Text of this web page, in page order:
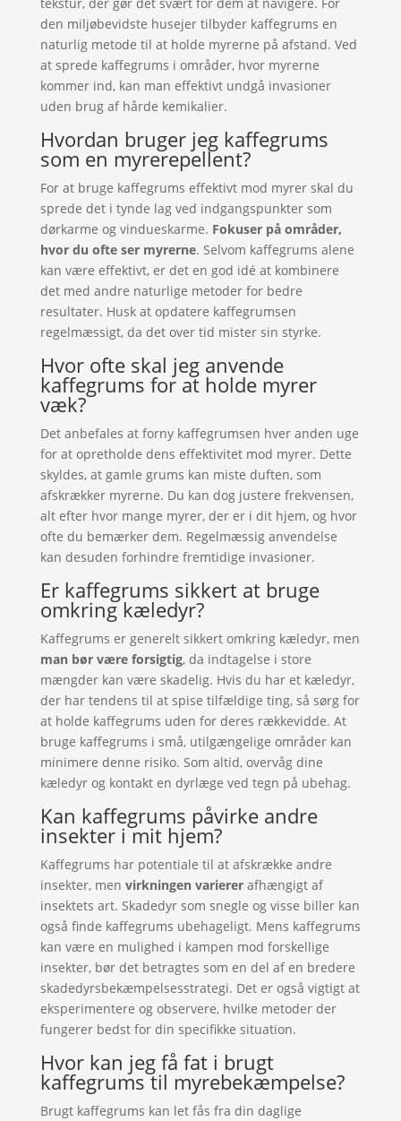
den miljøbevidste husejer tilbyder kaffegrums en
naturlig metode til at holde myrerne på afstand. Ved
at sprede kaffegrums i områder, hvor myrerne
kommer ind, kan man effektivt undgå invasioner
uden brug af hårde kemikalier.
Hvordan bruger jeg kaffegrums
som en myrerepellent?
For at bruge kaffegrums effektivt mod myrer skal du
sprede det i tynde lag ved indgangspunkter som
dørkarme og vindueskarme. Fokuser på områder,
hvor du ofte ser myrerne. Selvom kaffegrums alene
kan være effektivt, er det en god idé at kombinere
det med andre naturlige metoder for bedre
resultater. Husk at opdatere kaffegrumsen
regelmæssigt, da det over tid mister sin styrke.
Hvor ofte skal jeg anvende
kaffegrums for at holde myrer
væk?
Det anbefales at forny kaffegrumsen hver anden uge
for at opretholde dens effektivitet mod myrer. Dette
skyldes, at gamle grums kan miste duften, som
afskrækker myrerne. Du kan dog justere frekvensen,
alt efter hvor mange myrer, der er i dit hjem, og hvor
ofte du bemærker dem. Regelmæssig anvendelse
kan desuden forhindre fremtidige invasioner.
Er kaffegrums sikkert at bruge
omkring kæledyr?
Kaffegrums er generelt sikkert omkring kæledyr, men
man bør være forsigtig, da indtagelse i store
mængder kan være skadelig. Hvis du har et kæledyr,
der har tendens til at spise tilfældige ting, så sørg for
at holde kaffegrums uden for deres rækkevidde. At
bruge kaffegrums i små, utilgængelige områder kan
minimere denne risiko. Som altid, overvåg dine
kæledyr og kontakt en dyrlæge ved tegn på ubehag.
Kan kaffegrums påvirke andre
insekter i mit hjem?
Kaffegrums har potentiale til at afskrække andre
insekter, men virkningen variererafhængigt af
insektets art. Skadedyr som snegle og visse biller kan
også finde kaffegrums ubehageligt. Mens kaffegrums
kan være en mulighed i kampen mod forskellige
insekter, bør det betragtes som en del af en bredere
skadedyrsbekæmpelsesstrategi. Det er også vigtigt at
eksperimentere og observere, hvilke metoder der
fungerer bedst for din specifikke situation.
Hvor kan jeg få fat i brugt
kaffegrums til myrebekæmpelse?
Brugt kaffegrums kan let fås fra din daglige